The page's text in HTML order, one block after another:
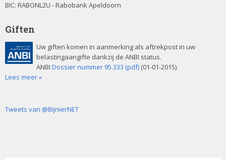
BIC: RABONL2U - Rabobank Apeldoorn
Giften
Uw giften komen in aanmerking als aftrekpost in uw
belastingaangifte dankzij de ANBI status.
ANBI Dossier nummer 95.333 (pdf) (01-01-2015).
Lees meer »
Tweets van @BijnierNET